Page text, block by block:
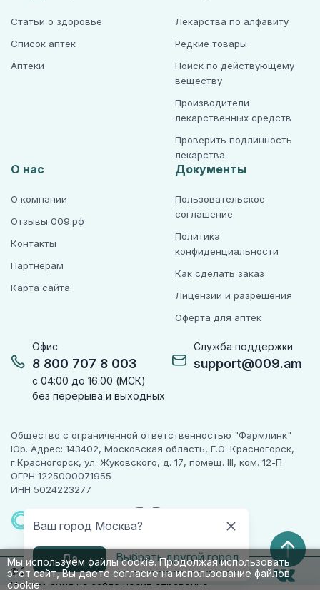
Ваш город Москва?
Да Выбрать другой город
Мы используем файлы cookie. Продолжая использовать
этот сайт, Вы даете согласие на использование файлов
cookie.
Офис
8 800 707 8 003
с 04:00 до 16:00 (МСК)
без перерыва и выходных
Служба поддержки
support@009.am
Статьи о здоровье
Список аптек
Аптеки
Лекарства по алфавиту
Редкие товары
Поиск по действующему
веществу
Производители
лекарственных средств
Проверить подлинность
лекарства
О нас
О компании
Отзывы 009.рф
Контакты
Партнёрам
Карта сайта
Документы
Пользовательское
соглашение
Политика
конфиденциальности
Как сделать заказ
Лицензии и разрешения
Оферта для аптек
Общество с ограниченной ответственностью "Фармлинк"
Юр. Адрес: 143402, Московская область, Г.О. Красногорск,
г.Красногорск, ул. Жуковского, д. 17, помещ. III, ком. 12-П
ОГРН 1225000071955
ИНН 5024223277
© 2010-2026 009.РФ. Все права защищены
Информация на сайте носит справочно-